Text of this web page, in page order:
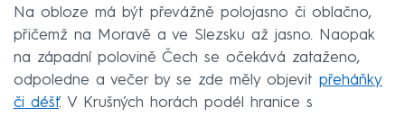
Na obloze má být převážně polojasno či oblačno,
přičemž na Moravě a ve Slezsku až jasno. Naopak
na západní polovině Čech se očekává zataženo,
odpoledne a večer by se zde měly objevit přeháňky
či déšť. V Krušných horách podél hranice s